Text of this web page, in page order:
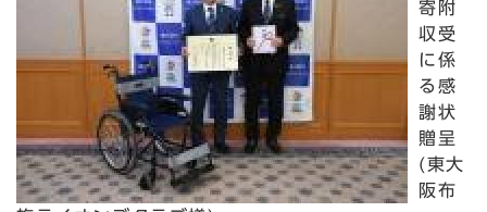
寄附
収受
に係
る感
謝状
贈呈
(東大
阪布